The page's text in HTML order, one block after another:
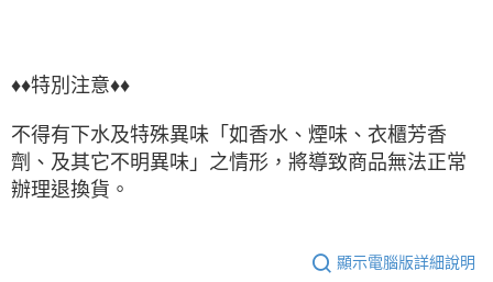
♦♦特別注意♦♦
不得有下水及特殊異味「如香水、煙味、衣櫃芳香
劑、及其它不明異味」之情形，將導致商品無法正常
辦理退換貨。
顯示電腦版詳細說明